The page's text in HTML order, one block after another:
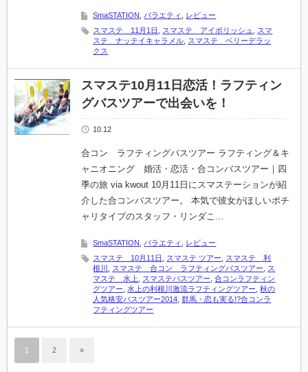
SmaSTATION バラエティ
レビュー
スマステ 11月1日
スマステ アイボリッシュ
スマ
ステ ナッテイキャラメル スマステ ベリーデラッ
クス
スマステ10月11日恋活！ラフティン
グバスツアーで出会いを！
10.12
合コン ラフティングバスツアー ラフティング＆キ
ャニオニング 婚活・恋活・合コンバスツアー｜四
季の旅 via kwout 10月11日にスマステーションが紹
介した合コンバスツアー。 本気で彼女がほしいポチ
ャリタイプのスタッフ・リンダこ…
SmaSTATION バラエティ
レビュー
スマステ 10月11日
スマステ ツアー
スマステ 利
根川
スマステ 合コン ラフティングバスツアー
ス
マステ 水上
スマステバスツアー ,合コンラフティン
グツアー ,水上の利根川激流ラフティングツアー ,秋の
人気格安バスツアー2014 ,群馬・恋も実る!?合コンラ
フティングツアー
1 2 »